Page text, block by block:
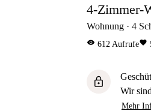
4-Zimmer-
Wohnung 4
visibility 612 Aufrufefavorite
lock
Wir
Mehr